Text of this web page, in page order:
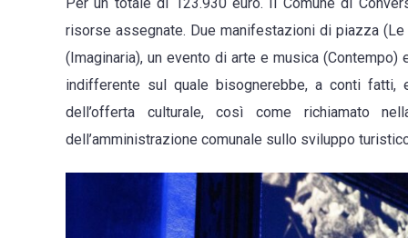
risorse assegnate. Due manifestazioni di piazza
(Imaginaria), un evento di arte e musica
indifferente sul quale bisognerebbe, a conti fatti,
dell’offerta culturale, così come richiamato
dell’amministrazione comunale sullo sviluppo